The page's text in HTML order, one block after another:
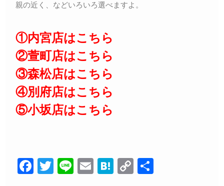
親の近く、などいろいろ選べますよ。
①内宮店はこちら
②萱町店はこちら
③森松店はこちら
④別府店はこちら
⑤小坂店はこちら
F
T
Li
E
H
C